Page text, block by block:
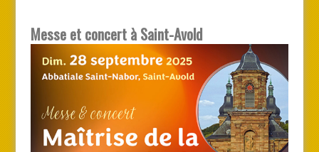
Messe et concert à Saint-Avold